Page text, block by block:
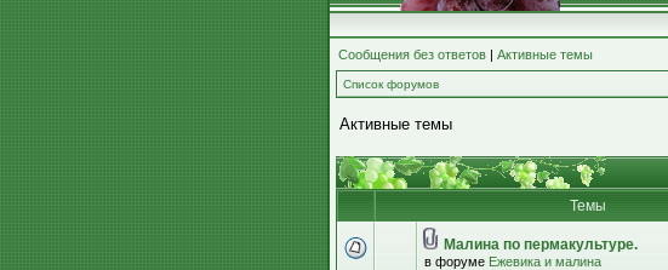
Сообщения без ответов | Активные темы
Список форумов
Активные темы
Темы
Малина по пермакультуре.
в форуме Ежевика и малина